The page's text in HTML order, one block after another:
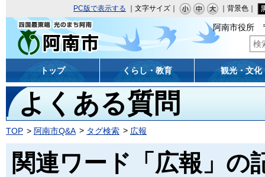
PC版で表示する ｜文字サイズ｜ ｜背景色｜
阿南市役所
トップ くらし・教育 観光・文化
よくある質問
TOP 阿南市Q&A タグ検索 広報
関連ワード「広報」の